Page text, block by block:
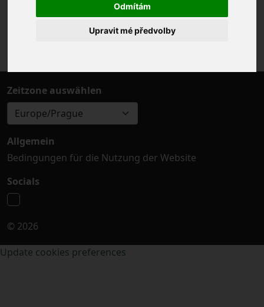
Odmítám
Upravit mé předvolby
Premier League
Das Ereignis ist bereits eingetreten. Sie können
Zeitzone auswählen
Europe/Prague
Allgemein
Bedingungen für die Nutzung der Website
Socials
© 2026
Update cookies preferences